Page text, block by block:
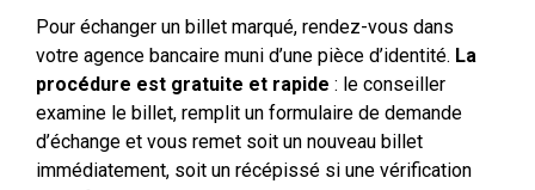
Pour échanger un billet marqué, rendez-vous dans
votre agence bancaire muni d’une pièce d’identité. La
procédure est gratuite et rapide : le conseiller
examine le billet, remplit un formulaire de demande
d’échange et vous remet soit un nouveau billet
immédiatement, soit un récépissé si une vérification